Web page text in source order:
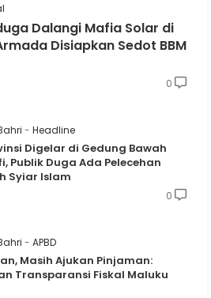
Dalangi Mafia Solar di
Disiapkan Sedot BBM
0
Headline
Digelar di Gedung Bawah
Publik Duga Ada Pelecehan
Syiar Islam
0
APBD
Masih Ajukan Pinjaman:
Transparansi Fiskal Maluku